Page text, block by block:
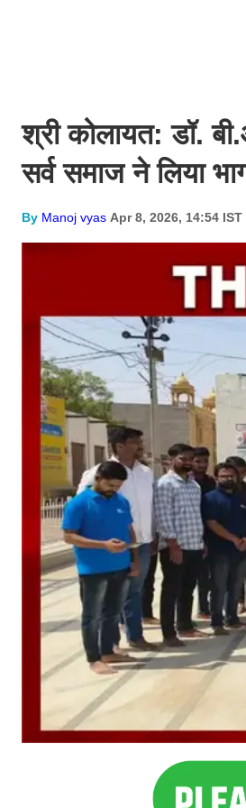
श्री कोलायत: डॉ.
सर्व समाज ने लिया
By Manoj vyas Apr 8, 2026, 14:54 IST